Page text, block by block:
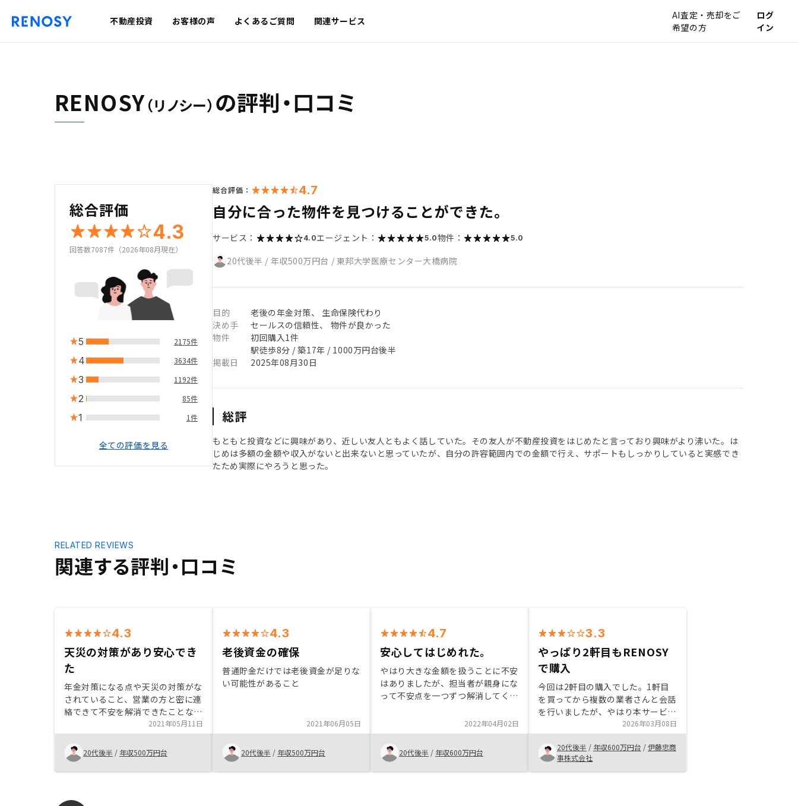
不動産投資 お客様の声 よくあるご質問 関連サービス
AI査定・売却をご
希望の方
ログ
イン
RENOSY（リノシー） の評判・口コミ
総合評価
4.3
回答数7087件（2026年08月現在）
5 2175件
4 3634件
3 1192件
2 85件
1 1件
全ての評価を見る
総合評価： 4.7
自分に合った物件を見つけることができた。
サービス： 4.0エージェント： 5.0物件： 5.0
20代後半 / 年収500万円台 / 東邦大学医療センター大橋病院
目的
老後の年金対策、 生命保険代わり
決め手
セールスの信頼性、 物件が良かった
物件
初回購入1件
駅徒歩8分 / 築17年 / 1000万円台後半
掲載日
2025年08月30日
総評
もともと投資などに興味があり、近しい友人ともよく話していた。その友人が不動産投資をはじめたと言っており興味がより沸いた。は
じめは多額の金額や収入がないと出来ないと思っていたが、自分の許容範囲内での金額で行え、サポートもしっかりしていると実感でき
たため実際にやろうと思った。
関連する評判・口コミ
RELATED REVIEWS
4.3
天災の対策があり安心でき
た
年金対策になる点や天災の対策がな
されていること、営業の方と密に連
絡できて不安を解消できたことな
2021年05月11日
20代後半 / 年収500万円台
4.3
老後資金の確保
普通貯金だけでは老後資金が足りな
い可能性があること
2021年06月05日
20代後半 / 年収500万円台
4.7
安心してはじめれた。
やはり大きな金額を扱うことに不安
はありましたが、担当者が親身にな
って不安点を一つずつ解消してくだ
介からではなく、不動産投資全体の
話をメインに進めて下さったのが信
頼できるところだなと感じました。
仕事柄逐一確認する必要のある株に
は本気で取り組めず、ある程度放置
2022年04月02日
20代後半 / 年収600万円台
3.3
やっぱり2軒目もRENOSY
で購入
今回は2軒目の購入でした。1軒目
を買ってから複数の業者さんと会話
を行いましたが、やはり本サービス
が一番良いと感じ、2軒目も購入さ
せていただきました。サービス自体
の手続きの簡素さがよい点、アプリ
のUIがよく使いやすい点を評価して
います。1人1人の営業担当さんの
2026年03月08日
20代後半 / 年収600万円台 /伊藤忠商
事株式会社